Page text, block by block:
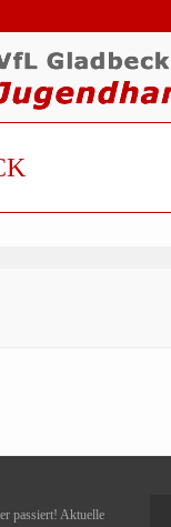
passiert! Aktuelle